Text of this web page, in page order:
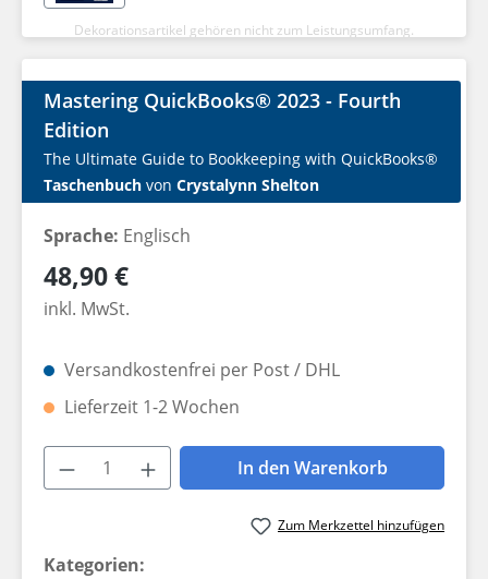
Dekorationsartikel gehören nicht zum Leistungsumfang.
Mastering QuickBooks® 2023 - Fourth
Edition
The Ultimate Guide to Bookkeeping with QuickBooks®
Taschenbuch von Crystalynn Shelton
Sprache: Englisch
Regulärer Preis:
48,90 €
inkl. MwSt.
Versandkostenfrei per Post / DHL
Lieferzeit 1-2 Wochen
Produkt Anzahl: Gib den
In den Warenkorb
Zum Merkzettel hinzufügen
Kategorien: